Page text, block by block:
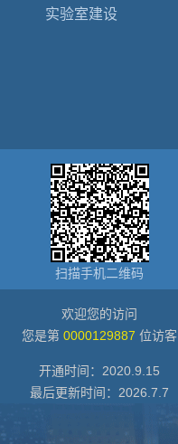
实验室建设
扫描手机二维码
欢迎您的访问
您是第 0000129887 位访客
开通时间： 2020 9 15
最后更新时间： 2026 7 7